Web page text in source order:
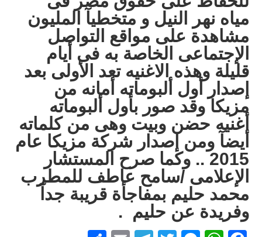
مياه نهر النيل و متخطيآ المليون
مشاهدة على مواقع التواصل
الإجتماعى الخاصة به فى أيام
قليلة وهذه الاغنيه تعد الأولى بعد
إصدار أول ألبوماته أمانه من
مزيكا وقد صور بأول ألبوماته
أغنيه حضن وبيت وهى من كلماته
أيضآ ومن إصدار شركة مزيكا عام
2015 .. وكما صرح المستشار
الإعلامى /سامح عاطف للمطرب
محمد حليم بمفاجأة قريبة جدآ
وفريدة عن حليم .